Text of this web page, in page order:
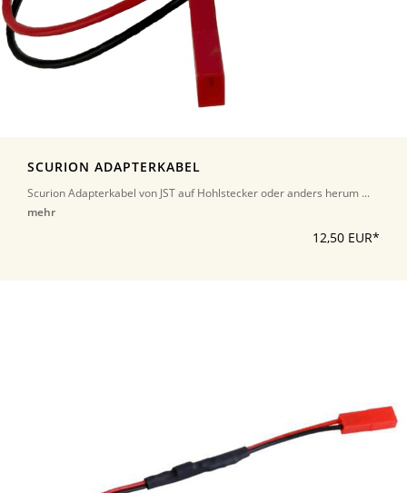
SCURION ADAPTERKABEL
Scurion Adapterkabel von JST auf Hohlstecker oder anders herum ...
mehr
12,50 EUR*